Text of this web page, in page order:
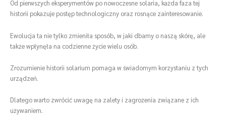
Od pierwszych eksperymentów po nowoczesne solaria, każda faza tej
historii pokazuje postęp technologiczny oraz rosnące zainteresowanie.
Ewolucja ta nie tylko zmieniła sposób, w jaki dbamy o naszą skórę, ale
także wpłynęła na codzienne życie wielu osób.
Zrozumienie historii solarium pomaga w świadomym korzystaniu z tych
urządzeń.
Dlatego warto zwrócić uwagę na zalety i zagrożenia związane z ich
używaniem.